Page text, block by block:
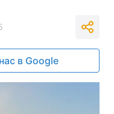
в Google